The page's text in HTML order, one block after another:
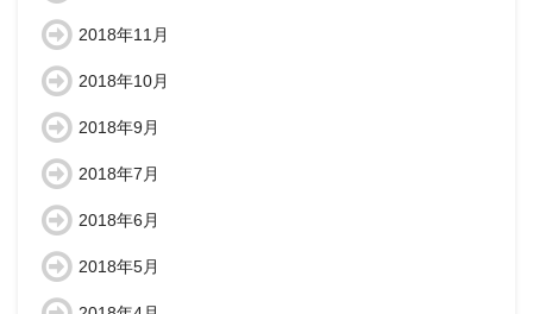
2018年11月
2018年10月
2018年9月
2018年7月
2018年6月
2018年5月